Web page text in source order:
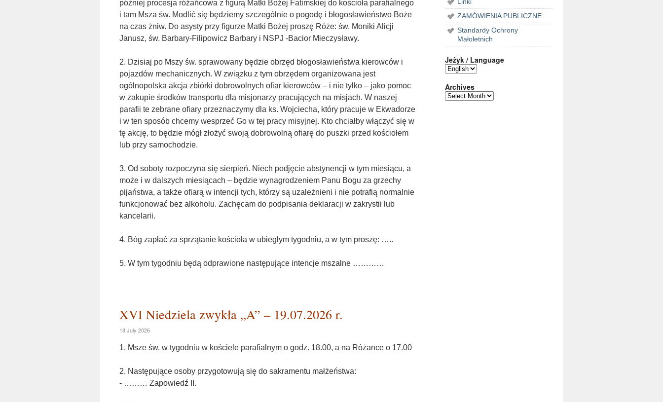
później procesja różańcowa z figurą Matki Bożej Fatimskiej do kościoła parafialnego
i tam Msza św. Modlić się będziemy szczególnie o pogodę i błogosławieństwo Boże
na czas żniw. Do asysty przy figurze Matki Bożej proszę Róże: św. Moniki Alicji
Janusz, św. Barbary-Filipowicz Barbary i NSPJ -Bacior Mieczysławy.
2. Dzisiaj po Mszy św. sprawowany będzie obrzęd błogosławieństwa kierowców i
pojazdów mechanicznych. W związku z tym obrzędem organizowana jest
ogólnopolska akcja zbiórki dobrowolnych ofiar kierowców – i nie tylko – jako pomoc
w zakupie środków transportu dla misjonarzy pracujących na misjach. W naszej
parafii te zebrane ofiary przeznaczymy dla ks. Wojciecha, który pracuje w Ekwadorze
i w ten sposób chcemy wesprzeć Go w tej pracy misyjnej. Kto chciałby włączyć się w
tę akcję, to będzie mógł złożyć swoją dobrowolną ofiarę do puszki przed kościołem
lub przy samochodzie.
3. Od soboty rozpoczyna się sierpień. Niech podjęcie abstynencji w tym miesiącu, a
może i w dalszych miesiącach – będzie wynagrodzeniem Panu Bogu za grzechy
pijaństwa, a także ofiarą w intencji tych, którzy są uzależnieni i nie potrafią normalnie
funkcjonować bez alkoholu. Zachęcam do podpisania deklaracji w zakrystii lub
kancelarii.
4. Bóg zapłać za sprzątanie kościoła w ubiegłym tygodniu, a w tym proszę: …..
5. W tym tygodniu będą odprawione następujące intencje mszalne …………
XVI Niedziela zwykła „A” – 19.07.2026 r.
18 July 2026
1. Msze św. w tygodniu w kościele parafialnym o godz. 18.00, a na Różance o 17.00
2. Następujące osoby przygotowują się do sakramentu małżeństwa:
- ……… Zapowiedź II.
ZAMÓWIENIA PUBLICZNE
Standardy Ochrony
Małoletnich
Jeżyk / Language
Archives